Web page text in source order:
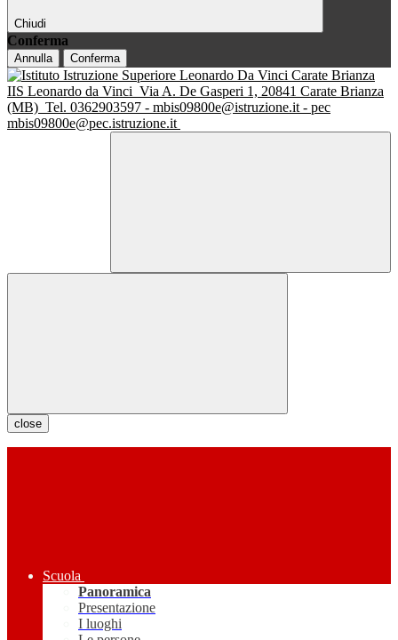
Chiudi
Conferma
Annulla Conferma
IIS Leonardo da Vinci Via A. De Gasperi 1, 20841 Carate Brianza
(MB) Tel. 0362903597 - mbis09800e@istruzione.it - pec
mbis09800e@pec.istruzione.it
close
Scuola
Panoramica
Presentazione
I luoghi